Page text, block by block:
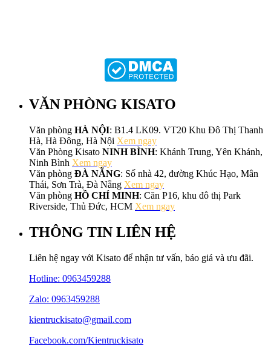
VĂN PHÒNG KISATO
Văn phòng HÀ NỘI: B1.4 LK09. VT20 Khu Đô Thị Thanh
Hà, Hà Đông, Hà Nội Xem ngay
Văn Phòng Kisato NINH BÌNH: Khánh Trung, Yên Khánh,
Ninh Bình Xem ngay
Văn phòng ĐÀ NẴNG: Số nhà 42, đường Khúc Hạo, Mân
Thái, Sơn Trà, Đà Nẵng Xem ngay
Văn phòng HỒ CHÍ MINH: Căn P16, khu đô thị Park
Riverside, Thủ Đức, HCM Xem ngay
THÔNG TIN LIÊN HỆ
Liên hệ ngay với Kisato để nhận tư vấn, báo giá và ưu đãi.
Hotline: 0963459288
Zalo: 0963459288
kientruckisato@gmail.com
Facebook.com/Kientruckisato